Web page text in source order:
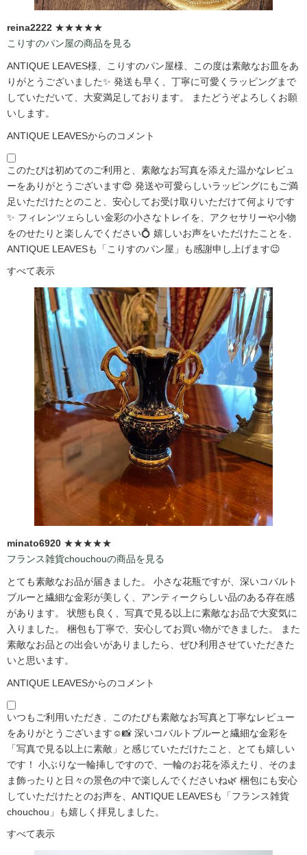
reina2222 ★★★★★
こりすのパン屋の商品を見る
ANTIQUE LEAVES様、こりすのパン屋様、この度は素敵なお皿をあ
りがとうございました✨ 発送も早く、丁寧に可愛くラッピングまで
していただいて、大変満足しております。 またどうぞよろしくお願
いします。
ANTIQUE LEAVESからのコメント
このたびは初めてのご利用と、素敵なお写真を添えた温かなレビュ
ーをありがとうございます😍 発送や可愛らしいラッピングにもご満
足いただけたとのこと、安心してお受け取りいただけて何よりです
✨ フィレンツェらしい金彩の小さなトレイを、アクセサリーや小物
をのせたりと楽しんでください💍 嬉しいお声をいただけたことを、
ANTIQUE LEAVESも「こりすのパン屋」も感謝申し上げます😉
すべて表示
minato6920 ★★★★★
フランス雑貨chouchouの商品を見る
とても素敵なお品が届きました。 小さな花瓶ですが、深いコバルト
ブルーと繊細な金彩が美しく、アンティークらしい品のある存在感
があります。 状態も良く、写真で見る以上に素敵なお品で大変気に
入りました。 梱包も丁寧で、安心してお買い物ができました。 また
素敵なお品との出会いがありましたら、ぜひ利用させていただきた
いと思います。
ANTIQUE LEAVESからのコメント
いつもご利用いただき、このたびも素敵なお写真と丁寧なレビュー
をありがとうございます☺️📸 深いコバルトブルーと繊細な金彩を
「写真で見る以上に素敵」と感じていただけたこと、とても嬉しい
です！ 小ぶりな一輪挿しですので、一輪のお花を添えたり、そのま
ま飾ったりと日々の景色の中で楽しんでくださいね🌿 梱包にも安心
していただけたとのお声を、ANTIQUE LEAVESも「フランス雑貨
chouchou」も嬉しく拝見しました。
すべて表示